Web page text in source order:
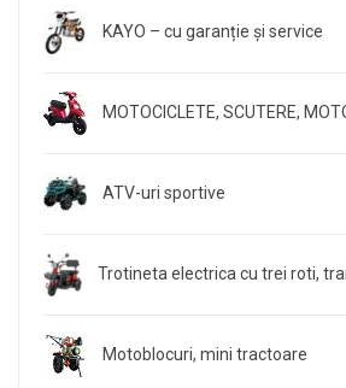
KAYO – cu garanție și service
MOTOCICLETE, SCUTERE,
ATV-uri sportive
Trotineta electrica cu trei roti,
Motoblocuri, mini tractoare